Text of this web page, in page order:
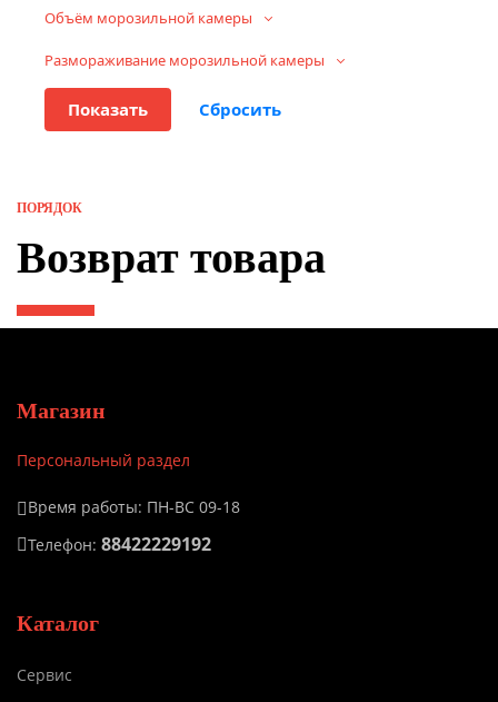
Объём морозильной камеры
Размораживание морозильной камеры
ПОРЯДОК
Возврат товара
Магазин
Персональный раздел
Время работы: ПН-ВС 09-18
Телефон: 88422229192
Каталог
Сервис